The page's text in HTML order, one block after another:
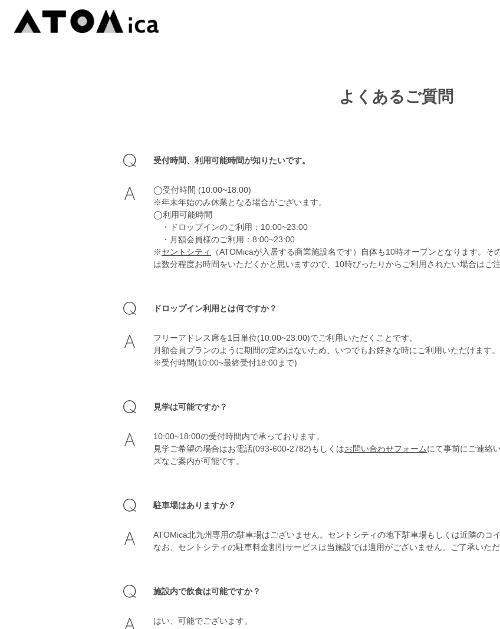
よくあるご質問
受付時間、利用可能時間が知りたいです。
◯受付時間 (10:00~18:00)
※年末年始のみ休業となる場合がございます。
◯利用可能時間
・ドロップインのご利用：10:00~23:00
・月額会員様のご利用：8:00~23:00
※セントシティ
（ATOMicaが入居する商業施設名です）自体も10時オープンとなります。
は数分程度お時間をいただくかと思いますので、10時ぴったりからご利用されたい場合はご注
ドロップイン利用とは何ですか？
フリーアドレス席を1日単位(10:00~23:00)でご利用いただくことです。
月額会員プランのように期間の定めはないため、いつでもお好きな時にご利用いただけます。
※受付時間(10:00~最終受付18:00まで)
見学は可能ですか？
10:00~18:00の受付時間内で承っております。
見学ご希望の場合はお電話(093-600-2782)もしくはお問い合わせフォームにて事前にご連絡
ズなご案内が可能です。
駐車場はありますか？
ATOMica北九州専用の駐車場はございません。セントシティの地下駐車場もしくは近隣のコ
なお、セントシティの駐車料金割引サービスは当施設では適用がございません。ご了承いた
施設内で飲食は可能ですか？
はい、可能でございます。